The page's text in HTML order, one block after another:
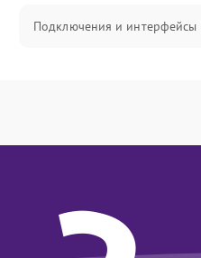
Подключения и интерфейсы
Аудио